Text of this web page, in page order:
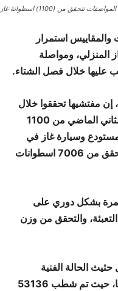
المواصفات تتحقق من (1100) اسطوانة غاز
استمرار
المنزلي، ومواصلة
عليها خلال فصل الشتاء.
إن مفتشيها تحققوا خلال
جولات تفتيشية مفاجئة خلال كانون الثاني الماضي من 1100
لدى 82 وكالة ومستودع وسيارة غاز في
المملكة، فيما جرى العام الماضي التحقق من 7006 اسطوانات
بشكل دوري على
والتحقق من وزن
الحالة الفنية
للاسطوانات، وشطب غير الصالح منها، حيث تم شطب 53136